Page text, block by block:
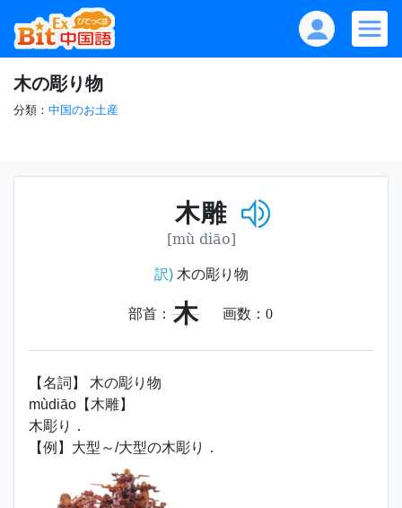
木の彫り物
分類： 中国のお土産
木雕
[mù diāo]
訳)木の彫り物
部首： 木 画数： 0
【名詞】 木の彫り物
mùdiāo【木雕】
木彫り．
【例】大型～/大型の木彫り．